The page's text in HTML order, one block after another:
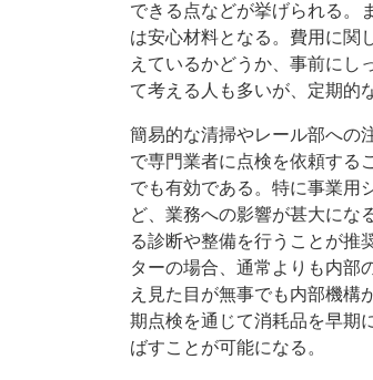
できる点などが挙げられる。
は安心材料となる。費用に関
えているかどうか、事前にし
て考える人も多いが、定期的
簡易的な清掃やレール部への
で専門業者に点検を依頼する
でも有効である。特に事業用
ど、業務への影響が甚大にな
る診断や整備を行うことが推
ターの場合、通常よりも内部
え見た目が無事でも内部機構
期点検を通じて消耗品を早期
ばすことが可能になる。